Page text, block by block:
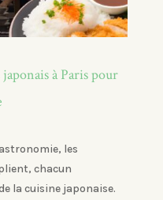
à Paris pour
les
chacun
la cuisine japonaise.